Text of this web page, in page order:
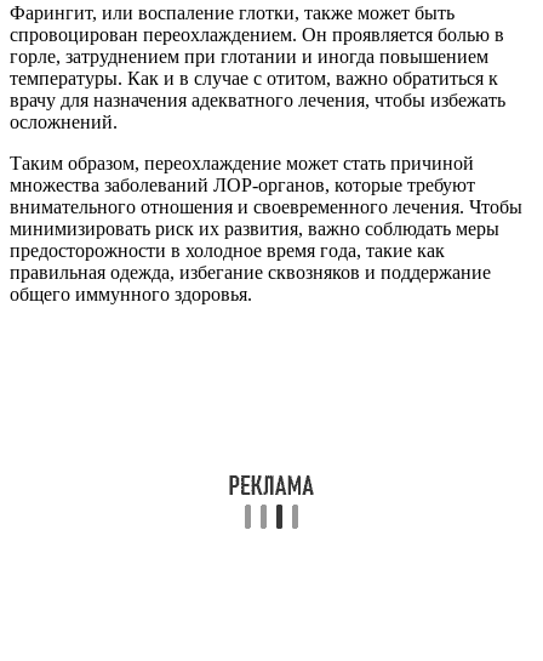
Фарингит, или воспаление глотки, также может быть
спровоцирован переохлаждением. Он проявляется болью в
горле, затруднением при глотании и иногда повышением
температуры. Как и в случае с отитом, важно обратиться к
врачу для назначения адекватного лечения, чтобы избежать
осложнений.
Таким образом, переохлаждение может стать причиной
множества заболеваний ЛОР-органов, которые требуют
внимательного отношения и своевременного лечения. Чтобы
минимизировать риск их развития, важно соблюдать меры
предосторожности в холодное время года, такие как
правильная одежда, избегание сквозняков и поддержание
общего иммунного здоровья.